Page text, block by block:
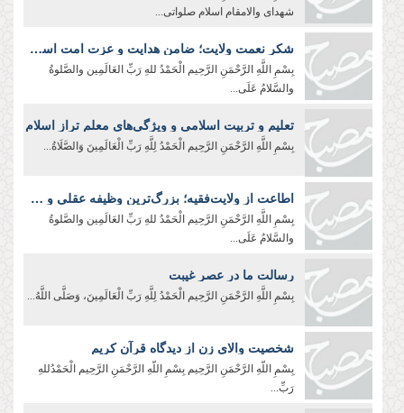
شهدای والامقام اسلام صلواتی...
شکر نعمت ولایت؛ ضامن هدایت و عزت امت اسلامی
بِسْمِ اللَّهِ الرَّحْمَنِ الرَّحِیم الْحَمْدُ للهِ رَبِّ العَالَمِین والصَّلوةُ
والسَّلامُ عَلَی...
تعلیم و تربیت اسلامی و ویژگی‌های معلم تراز اسلام
بِسْمِ اللَّهِ الرَّحْمَنِ الرَّحِیم الْحَمْدُ لِلَّهِ رَبِّ الْعَالَمِينَ وَالصَّلَاةُ...
اطاعت از ولایت‌فقیه؛ بزرگ‌ترین وظیفه عقلی و شرعی
بِسْمِ اللَّهِ الرَّحْمَنِ الرَّحِيم الْحَمْدُ للهِ رَبِّ العَالَمِین والصَّلوةُ
والسَّلامُ عَلَی...
رسالت ما در عصر غیبت
بِسْمِ اللَّهِ الرَّحْمَنِ الرَّحِیم الْحَمْدُ لِلَّهِ رَبِّ الْعَالَمِينَ، وَصَلَّى اللَّهُ...
شخصیت والای زن از دیدگاه قرآن کریم
بِسْمِ اللّهِ الرَّحْمَنِ الرَّحِيم بِسْمِ اللّهِ الرَّحْمَنِ الرَّحِیم الْحَمْدُللهِ
رَبِّ...